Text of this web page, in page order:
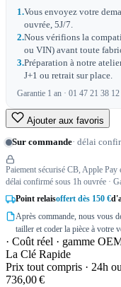
1.Vous envoyez votre
ouvrée, 5J/7.
2.Nous vérifions la
ou VIN) avant toute
3.Préparation à notre
J+1 ou retrait sur place.
Garantie 1 an · 01 47 21 38 12
Ajouter aux favoris
Sur commande· délai
Paiement sécurisé CB, Apple Pay
délai confirmé sous 1h ouvrée ·
Point relaisoffert dès 150 €
Après commande, nous vous
tailler et coder la pièce à votre
· Coût réel · gamme
La Clé Rapide
Prix tout compris · 24h
736,00 €